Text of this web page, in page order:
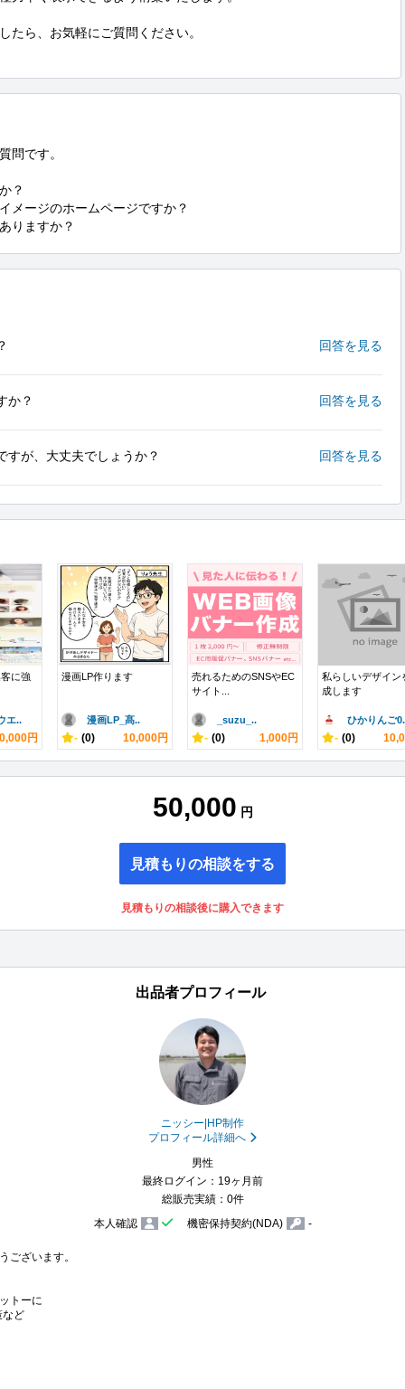
たら、お気軽にご質問ください。
問です。
？
メージのホームページですか？
りますか？
回答を見る
か？ 回答を見る
すが、大丈夫でしょうか？ 回答を見る
に強
エ..
円
漫画LP作ります
漫画LP_髙..
- (0) 10,000円
売れるためのSNSやEC
サイト...
_suzu_..
- (0) 1,000円
私らしいデザイン
成します
ひかりんご
- (0)
50,000 円
見積もりの相談をする
見積もりの相談後に購入できます
出品者プロフィール
ニッシー|HP制作
プロフィール詳細へ
男性
最終ログイン：19ヶ月前
総販売実績：0件
本人確認
機密保持契約(NDA) -
ございます。
トーに
など